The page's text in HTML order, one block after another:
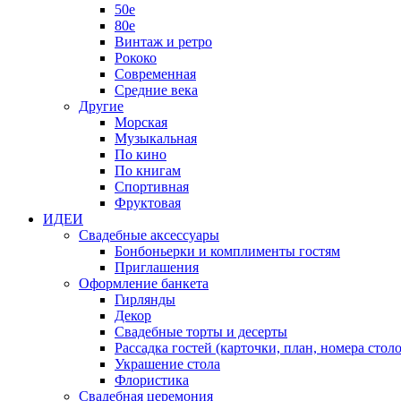
50е
80е
Винтаж и ретро
Рококо
Современная
Средние века
Другие
Морская
Музыкальная
По кино
По книгам
Спортивная
Фруктовая
ИДЕИ
Свадебные аксессуары
Бонбоньерки и комплименты гостям
Приглашения
Оформление банкета
Гирлянды
Декор
Свадебные торты и десерты
Рассадка гостей (карточки, план, номера
Украшение стола
Флористика
Свадебная церемония